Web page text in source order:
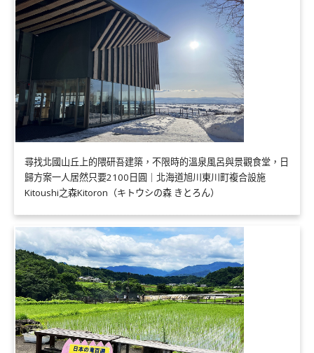
尋找北國山丘上的隈研吾建築，不限時的溫泉風呂與景觀食堂，日
歸方案一人居然只要2100日圓｜北海道旭川東川町複合設施
Kitoushi之森Kitoron（キトウシの森 きとろん）